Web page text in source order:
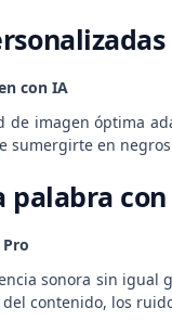
con IA
de imagen óptima
sumergirte en
palabra
sonora sin igual
contenido, los